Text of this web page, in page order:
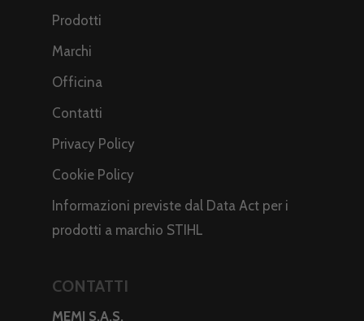
Prodotti
Marchi
Officina
Contatti
Privacy Policy
Cookie Policy
Informazioni previste dal Data Act per i
prodotti a marchio STIHL
CONTATTI
MEMI S.A.S.